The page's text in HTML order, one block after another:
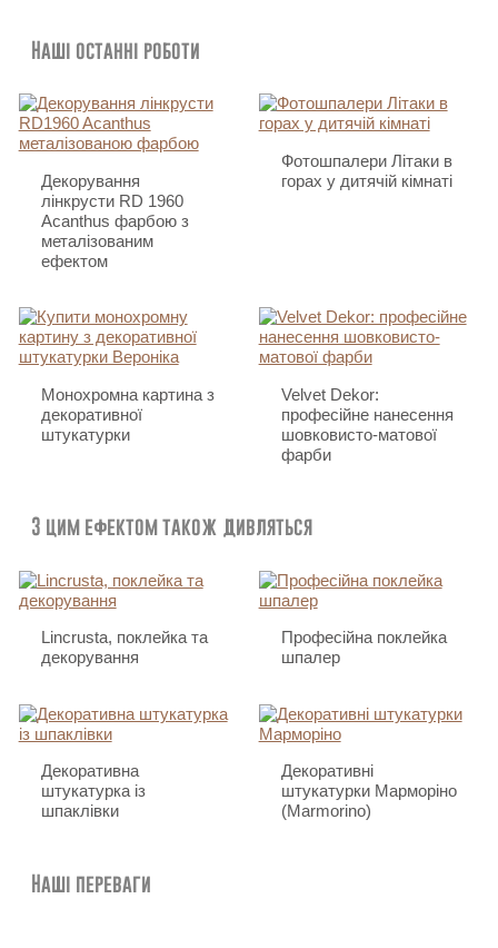
Наші останні роботи
Декорування
лінкрусти RD 1960
Acanthus фарбою з
металізованим
ефектом
Фотошпалери Літаки в
горах у дитячій кімнаті
Монохромна картина з
декоративної
штукатурки
Velvet Dekor:
професійне нанесення
шовковисто-матової
фарби
З цим ефектом також дивляться
Lincrusta, поклейка та
декорування
Професійна поклейка
шпалер
Декоративна
штукатурка із
шпаклівки
Декоративні
штукатурки Марморіно
(Marmorino)
Наші переваги